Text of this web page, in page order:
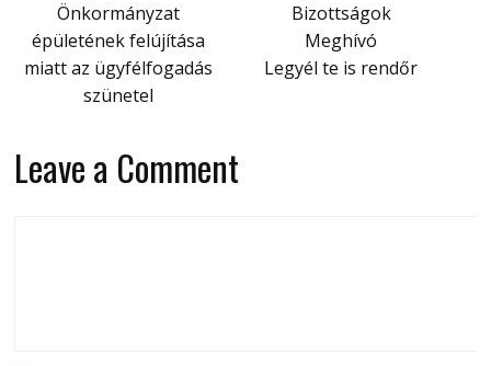
Önkormányzat
épületének felújítása
miatt az ügyfélfogadás
szünetel
Bizottságok
Meghívó
Legyél te is rendőr
Leave a Comment